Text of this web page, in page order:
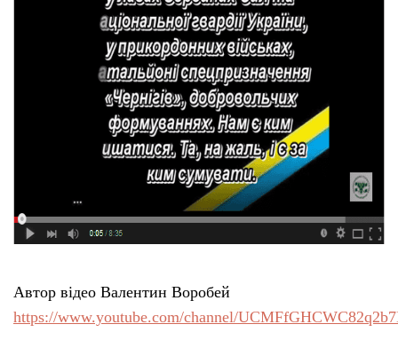
Автор відео Валентин Воробей
https://www.youtube.com/channel/